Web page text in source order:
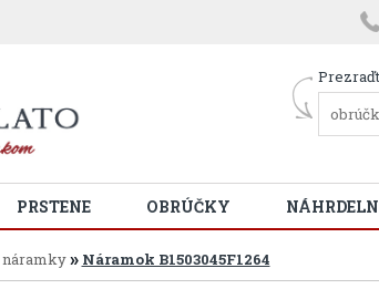
PRSTENE OBRÚČKY
» Náramok B1503045F1264